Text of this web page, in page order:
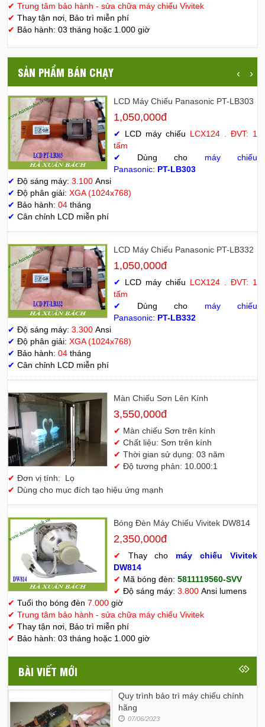
✔ Trung tâm bảo hành - sửa chữa máy chiếu Vivitek
✔ Thay tận nơi, Bảo trì miễn phí
✔ Bảo hành: 03 tháng hoặc 1.000 giờ
SẢN PHẨM BÁN CHẠY ‹ ›
LCD Máy Chiếu Panasonic PT-LB303
1,050,000đ
✔ LCD máy chiếu LCX124 . ĐVT: 1
tấm
✔
Dùng cho máy chiếu
Panasonic: PT-LB303
✔ Độ sáng máy: 3.100 Ansi
✔ Độ phân giải: XGA (1024x768)
✔ Bảo hành: 04 tháng
✔ Cân chỉnh LCD miễn phí
LCD Máy Chiếu Panasonic PT-LB332
1,050,000đ
✔ LCD máy chiếu LCX124 . ĐVT: 1
tấm
✔
Dùng cho máy chiếu
Panasonic: PT-LB332
✔ Độ sáng máy: 3.300 Ansi
✔ Độ phân giải: XGA (1024x768)
✔ Bảo hành: 04 tháng
✔ Cân chỉnh LCD miễn phí
Màn Chiếu Sơn Lên Kính
3,550,000đ
✔ Màn chiếu Sơn trên kính
✔ Chất liệu: Sơn trên kính
✔ Thời gian sử dụng: 03 năm
✔ Độ tương phản: 10.000:1
✔ Đơn vị tính: Lọ
✔ Dùng cho mục đích tạo hiệu ứng mạnh
Bóng Đèn Máy Chiếu Vivitek DW814
2,350,000đ
✔ Thay cho máy chiếu Vivitek
DW814
✔ Mã bóng đèn: 5811119560-SVV
✔ Độ sáng máy: 3.800Ansi lumens
✔ Tuổi thọ bóng đèn 7.000 giờ
✔ Trung tâm bảo hành - sửa chữa máy chiếu Vivitek
✔ Thay tận nơi, Bảo trì miễn phí
✔ Bảo hành: 03 tháng hoặc 1.000 giờ
BÀI VIẾT MỚI
Quy trình bảo trì máy chiếu chính
hãng
07/06/2023